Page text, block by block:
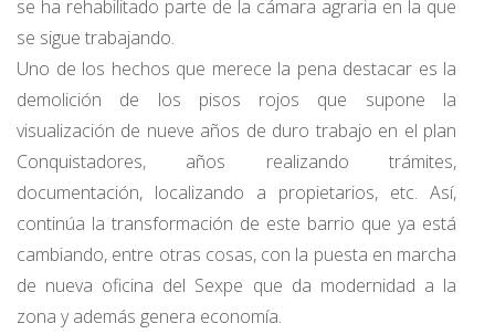
se ha rehabilitado parte de la cámara agraria en la que
se sigue trabajando.
Uno de los hechos que merece la pena destacar es la
demolición de los pisos rojos que supone la
visualización de nueve años de duro trabajo en el plan
Conquistadores, años realizando trámites,
documentación, localizando a propietarios, etc. Así,
continúa la transformación de este barrio que ya está
cambiando, entre otras cosas, con la puesta en marcha
de nueva oficina del Sexpe que da modernidad a la
zona y además genera economía.